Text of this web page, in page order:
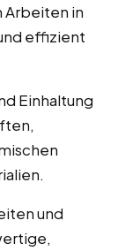
Arbeiten in
effizient
Einhaltung
und